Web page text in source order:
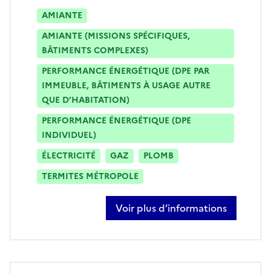
AMIANTE
AMIANTE (MISSIONS SPÉCIFIQUES,
BÂTIMENTS COMPLEXES)
PERFORMANCE ÉNERGÉTIQUE (DPE PAR
IMMEUBLE, BÂTIMENTS À USAGE AUTRE
QUE D’HABITATION)
PERFORMANCE ÉNERGÉTIQUE (DPE
INDIVIDUEL)
ÉLECTRICITÉ
GAZ
PLOMB
TERMITES MÉTROPOLE
Voir plus d’informations
sur floriane roiron